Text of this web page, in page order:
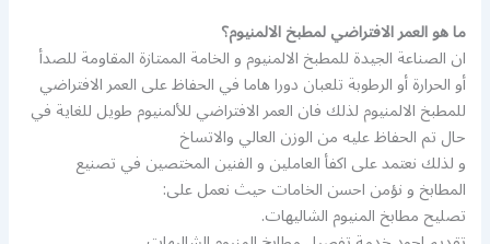
ما هو العمر الافتراضي لمطبخ الالمنيوم؟
ان الصناعة الجيدة للمطبخ الالمنيوم و الخامة الممتازة المقاومة للصدأ
أو الحرارة أو الرطوبة تلعبان دورا هاما في الحفاظ على العمر الافتراضي
للمطبخ الالمنيوم لذلك فان العمر الافتراضي للألمنيوم طويل للغاية في
حال تم الحفاظ عليه من الوزن العالي والاتساخ
و لذلك نعتمد على اكفأ العاملين و الفنين المختصين في تصنيع
المطابخ و نؤمن احسن الخامات حيث نعمل على:
تصليح مطابخ المنيوم الشاليهات.